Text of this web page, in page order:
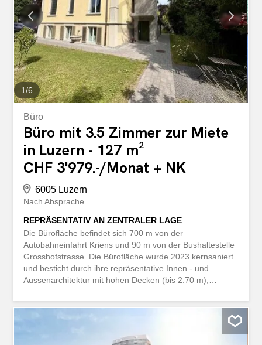
Ringhörigkeit, Wärme und Kälte - neuwertig, modern und
repräsentativ - Akkustik-Decke - bis zu drei Parkplätze
verfügbar. - eigener Gartensitzplatz - eigene Büroküche,
Toilette und Dusche - und, und, und ... Interessiert?
Kontaktieren Sie uns für eine unverbindliche
Besichtigung! Nichts Passendes gefunden? Über...
1/6
Büro
Büro mit 3.5 Zimmer zur Miete
in Luzern - 127 m²
CHF 3'979.-/Monat + NK
6005 Luzern
Nach Absprache
REPRÄSENTATIV AN ZENTRALER LAGE
Die Bürofläche befindet sich 700 m von der
Autobahneinfahrt Kriens und 90 m von der Bushaltestelle
Grosshofstrasse. Die Bürofläche wurde 2023 kernsaniert
und besticht durch ihre repräsentative Innen - und
Aussenarchitektur mit hohen Decken (bis 2.70 m),
Deckenlampen, vielen Lan-Anschlüssen, Dusche, eigener
Waschbecken. Es können bis drei Parkplätze für je CHF
90/Mt. dazu gemietet werden. Zwei müssen gemietet